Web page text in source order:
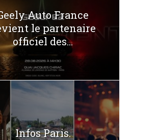
Auto France
le partenaire
officiel des...
Infos Paris.